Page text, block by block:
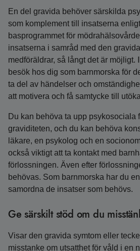
En del gravida behöver särskilda
som komplement till insatserna
basprogrammet för
insatserna i samråd med den
medföräldrar, så långt det är möjligt.
besök hos dig som barnmorska för
ta del av händelser och
att motivera och få samtycke till
Du kan behöva ta upp psykosociala
graviditeten, och du kan behöva
läkare, en psykolog och en
också viktigt att ta kontakt med
förlossningen. Även efter
behövas. Som barnmorska har du
samordna de insatser som behövs.
Ge särskilt stöd om du
Visar den gravida symtom eller
misstanke om utsatthet för våld i en